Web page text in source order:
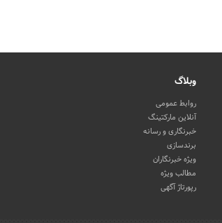
وبلاگ
روابط عمومی
آنلاین مارکتینگ
خبرنگاری و رسانه
برندسازی
ویژه خبرنگاران
مطالب ویژه
رپورتاژ آگهی